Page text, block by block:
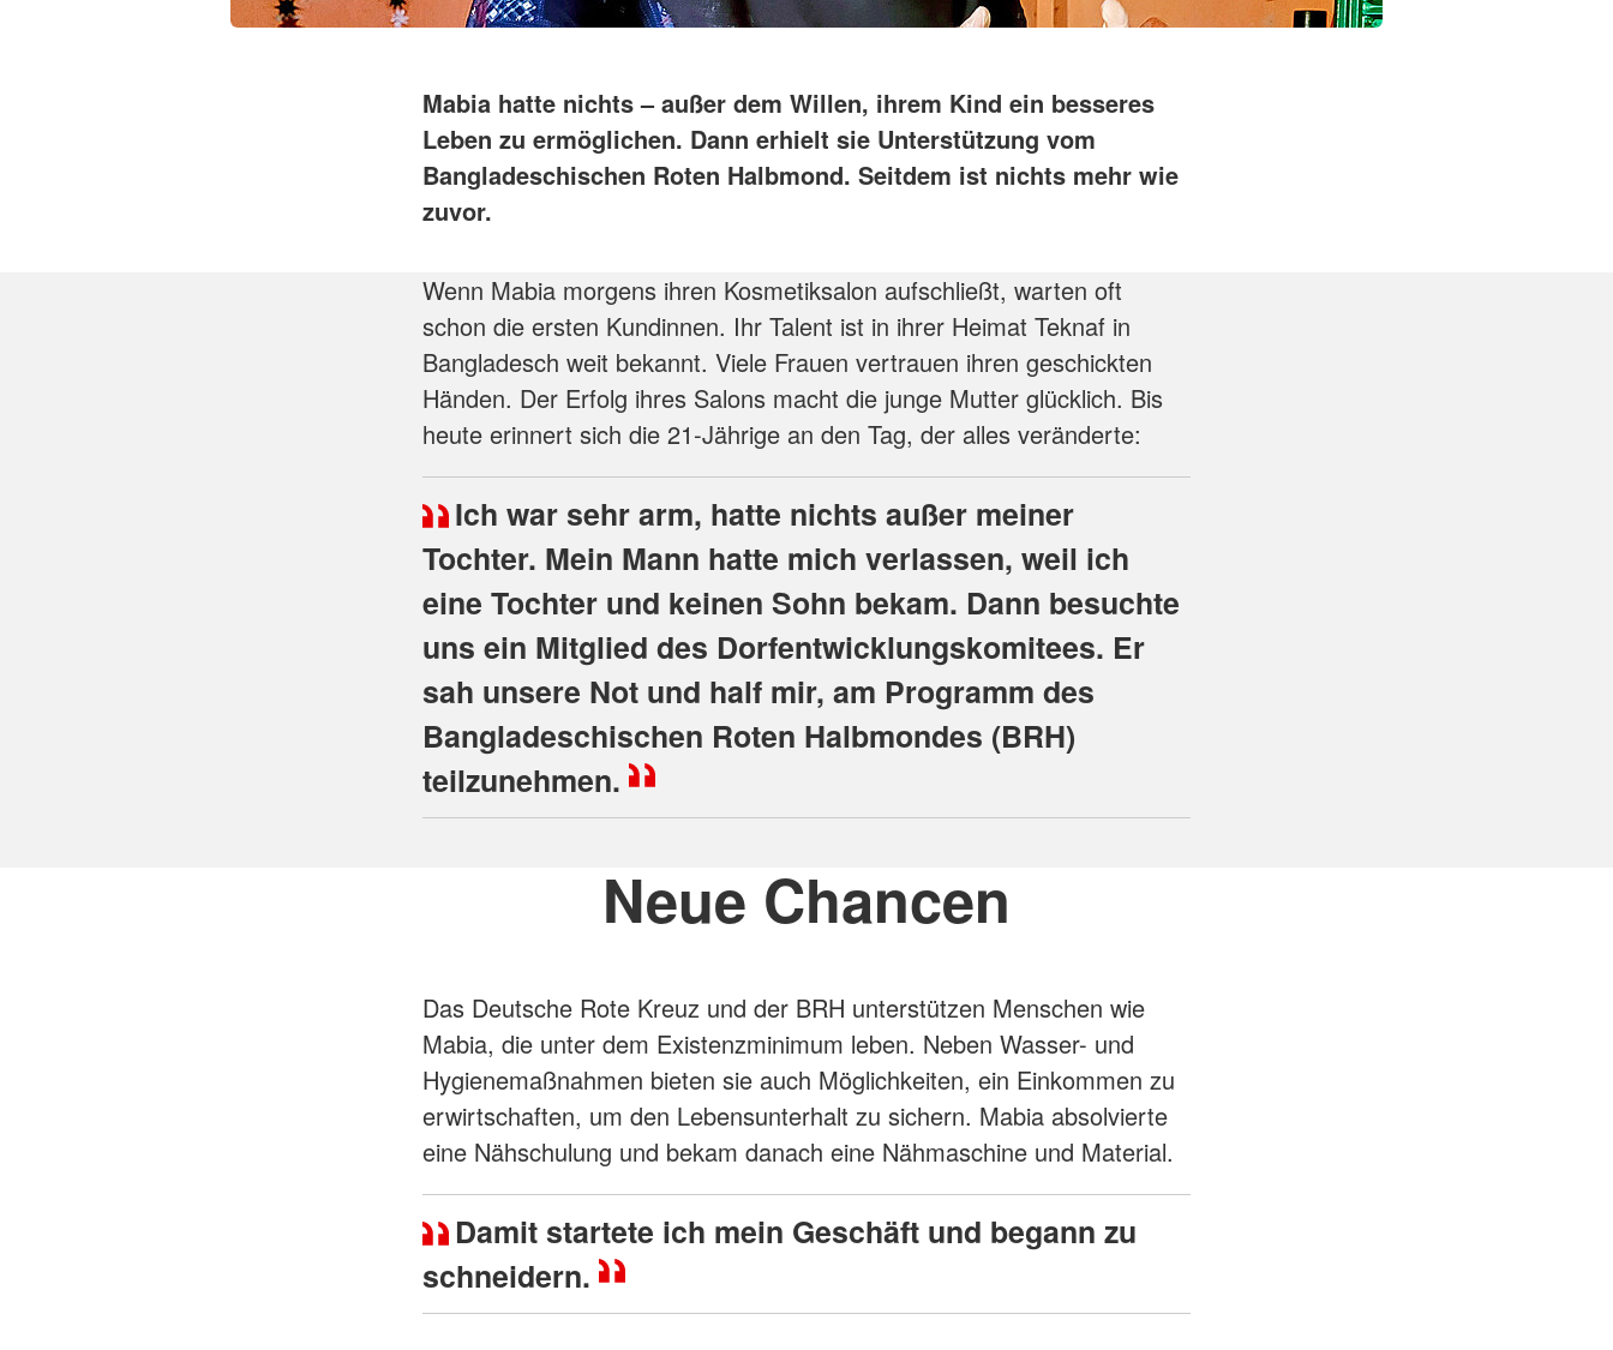
Mabia hatte nichts – außer dem Willen, ihrem Kind ein besseres
Leben zu ermöglichen. Dann erhielt sie Unterstützung vom
Bangladeschischen Roten Halbmond. Seitdem ist nichts mehr wie
zuvor.
Wenn Mabia morgens ihren Kosmetiksalon aufschließt, warten oft
schon die ersten Kundinnen. Ihr Talent ist in ihrer Heimat Teknaf in
Bangladesch weit bekannt. Viele Frauen vertrauen ihren geschickten
Händen. Der Erfolg ihres Salons macht die junge Mutter glücklich. Bis
heute erinnert sich die 21-Jährige an den Tag, der alles veränderte:
Ich war sehr arm, hatte nichts außer meiner
Tochter. Mein Mann hatte mich verlassen, weil ich
eine Tochter und keinen Sohn bekam. Dann besuchte
uns ein Mitglied des Dorfentwicklungskomitees. Er
sah unsere Not und half mir, am Programm des
Bangladeschischen Roten Halbmondes (BRH)
teilzunehmen.
Neue Chancen
Das Deutsche Rote Kreuz und der BRH unterstützen Menschen wie
Mabia, die unter dem Existenzminimum leben. Neben Wasser- und
Hygienemaßnahmen bieten sie auch Möglichkeiten, ein Einkommen zu
erwirtschaften, um den Lebensunterhalt zu sichern. Mabia absolvierte
eine Nähschulung und bekam danach eine Nähmaschine und Material.
Damit startete ich mein Geschäft und begann zu
schneidern.